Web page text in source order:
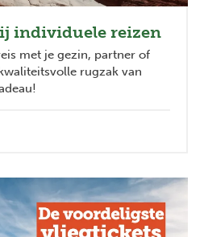
individuele reizen
met je gezin, partner of
rugzak van